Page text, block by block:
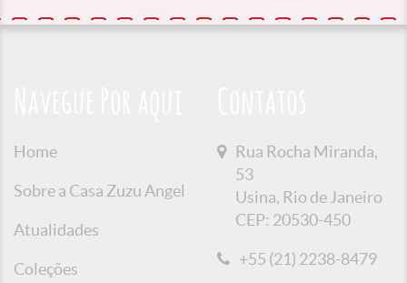
Home
Sobre a Casa Zuzu Angel
Atualidades
Coleções
Rua Rocha Miranda,
53
Usina, Rio de Janeiro
CEP: 20530-450
+55 (21) 2238-8479